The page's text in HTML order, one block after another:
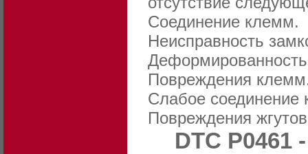
Соединение клемм.
Неисправность
Повреждения
Слабое
Повреждения жгутов
DTC P0461